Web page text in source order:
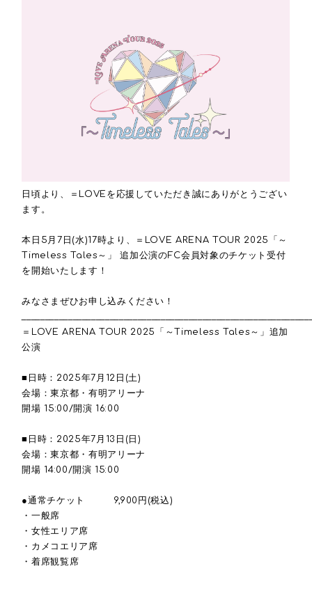
日頃より、＝LOVEを応援していただき誠にありがとうござい
ます。
本日 5 月 7 日 (水)17時より、＝ LOVE ARENA TOUR 2025
「～
Timeless Tales ～」 追加公演のFC会員対象のチケット受付
を開始いたします！
みなさまぜひお申し込みください！
＝ LOVE ARENA TOUR 2025 「～ Timeless Tales ～」追加
公演
■日時： 2025年7 月 12 日 (土)
会場：東京都・有明アリーナ
開場 15:00/開演 16:00
■日時： 2025年7 月 13 日 ( 日 )
会場：東京都・有明アリーナ
開場 14:00/開演 15:00
●通常チケット 9,900 円 (税込)
・一般席
・女性エリア席
・カメコエリア席
・着席観覧席